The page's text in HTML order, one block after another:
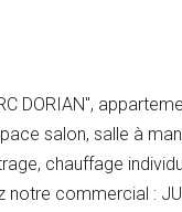
DORIAN",
salon, salle à
chauffage
commercial :